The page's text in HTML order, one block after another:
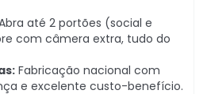
até 2 portões (social e
com câmera extra, tudo do
Fabricação nacional com
e excelente custo-benefício.